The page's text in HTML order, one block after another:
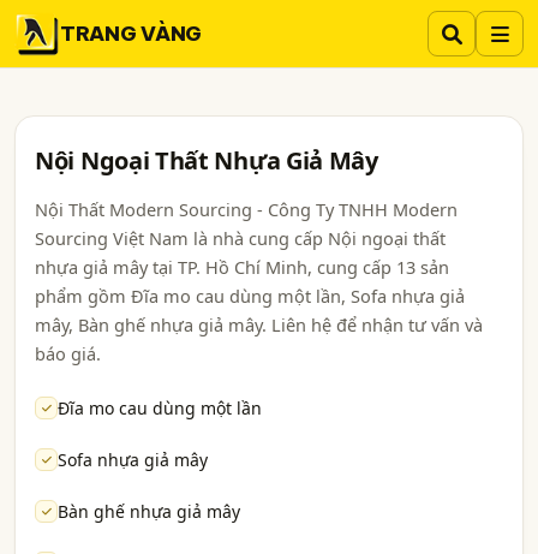
TRANG VÀNG
Nội Ngoại Thất Nhựa Giả Mây
Nội Thất Modern Sourcing - Công Ty TNHH Modern
Sourcing Việt Nam là nhà cung cấp Nội ngoại thất
nhựa giả mây tại TP. Hồ Chí Minh, cung cấp 13 sản
phẩm gồm Đĩa mo cau dùng một lần, Sofa nhựa giả
mây, Bàn ghế nhựa giả mây. Liên hệ để nhận tư vấn và
báo giá.
Đĩa mo cau dùng một lần
Sofa nhựa giả mây
Bàn ghế nhựa giả mây